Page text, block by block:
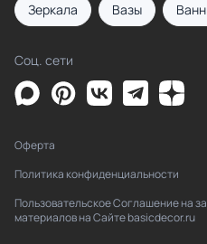
Зеркала Вазы
Соц. сети
Оферта
Политика конфиденциальности
Пользовательское Соглашение на
материалов на Сайте basicdecor.ru